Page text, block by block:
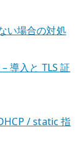
い場合の対処
導入と TLS 証
/ static 指